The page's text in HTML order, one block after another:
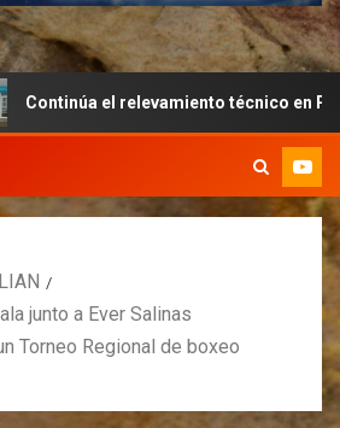
relevamiento técnico en Perito Moreno
junto a Ever Salinas
Torneo Regional de boxeo